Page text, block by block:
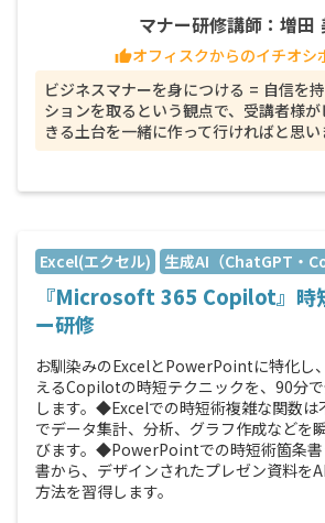
マナー研修講師：増田
thumb_upオフィスクからのイチオシ
ビジネスマナーを身につける = 自信を
ションを取るという観点で、受講者様
きる土台を一緒に作って行ければと思い
Excel(エクセル) 生成AI（ChatGPT・
『Microsoft 365 Copilot』時
ー研修
お馴染みのExcelとPowerPointに特化し
えるCopilotの時短テクニックを、90分
します。◆Excelでの時短術複雑な関数は
でデータ集計、分析、グラフ作成などを
びます。◆PowerPointでの時短術箇条
書から、デザインされたプレゼン資料を
方法を習得します。